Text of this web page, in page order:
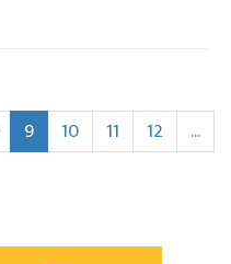
9 10 11 12
...